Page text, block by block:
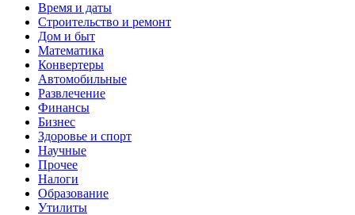
Время и даты
Строительство и ремонт
Дом и быт
Математика
Конвертеры
Автомобильные
Развлечение
Финансы
Бизнес
Здоровье и спорт
Научные
Прочее
Налоги
Образование
Утилиты